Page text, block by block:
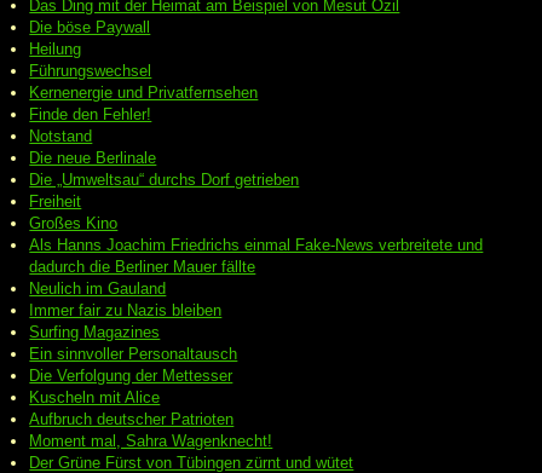
Das Ding mit der Heimat am Beispiel von Mesut Özil
Die böse Paywall
Heilung
Führungswechsel
Kernenergie und Privatfernsehen
Finde den Fehler!
Notstand
Die neue Berlinale
Die „Umweltsau“ durchs Dorf getrieben
Freiheit
Großes Kino
Als Hanns Joachim Friedrichs einmal Fake-News verbreitete und
dadurch die Berliner Mauer fällte
Neulich im Gauland
Immer fair zu Nazis bleiben
Surfing Magazines
Ein sinnvoller Personaltausch
Die Verfolgung der Mettesser
Kuscheln mit Alice
Aufbruch deutscher Patrioten
Moment mal, Sahra Wagenknecht!
Der Grüne Fürst von Tübingen zürnt und wütet